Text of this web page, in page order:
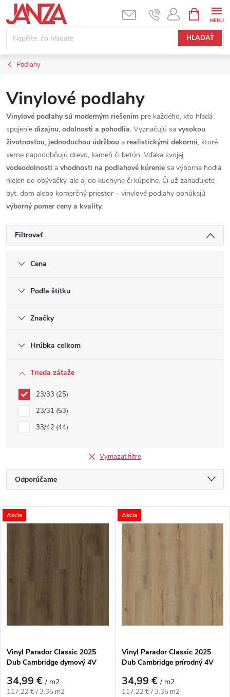
Prejsť na obsah
HĽADAŤ
Podlahy
Vinylové podlahy
Vinylové podlahy sú moderným riešením pre každého, kto hľadá
spojenie dizajnu, odolnosti a pohodlia. Vyznačujú sa vysokou
životnosťou, jednoduchou údržbou a realistickými dekormi, ktoré
verne napodobňujú drevo, kameň či betón. Vďaka svojej
vodeodolnosti a vhodnosti na podlahové kúrenie sa výborne hodia
nielen do obývačky, ale aj do kuchyne či kúpeľne. Či už zariaďujete
byt, dom alebo komerčný priestor – vinylové podlahy ponúkajú
výborný pomer ceny a kvality.
Filtrovať
Cena
Podľa štítku
Značky
Hrúbka celkom
Trieda záťaže
23/33 25
23/31 53
33/42 44
Vymazať filtre
Radenie produktov
Odporúčame
Najdrahšie
Najpredávanejšie
Abecedne
Výpis produktov
Akcia
Vinyl Parador Classic 2025
Dub Cambridge dymový 4V
34,99 €/ m2
Jednotková cena:
117,22 € / 3.35 m2
Akcia
Vinyl Parador Classic 2025
Dub Cambridge prírodný 4V
34,99 €/ m2
Jednotková cena:
117,22 € / 3.35 m2